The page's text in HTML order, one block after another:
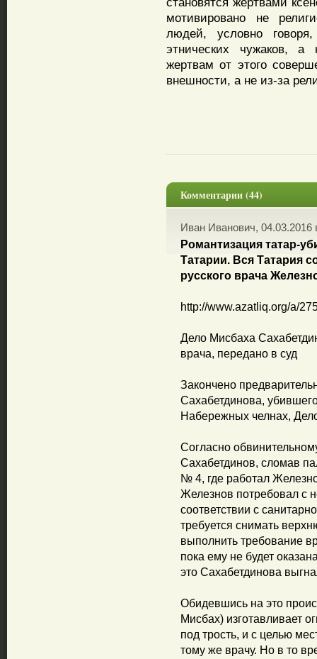
мотивировано не
людей, условно
этнических чужаков, а
жертвам от этого
внешности, а не из-за
Комментарии (44)
Иван Иванович, 04.03.2016
Романтизация татар-
Татарии. Вся Татария
русского врача
http://www.azatliq.org/a/
Дело Мисбаха
врача, передано в суд
Закончено
Сахабетдинова,
Набережных челнах,
Согласно
Сахабетдинов, сломав
№ 4, где работал
Железнов потребовал с
соответствии с
требуется снимать
выполнить требование
пока ему не будет
это Сахабетдинова
Обидевшись на это
Мисбах) изготавливает
под трость, и с целью
тому же врачу. Но в то